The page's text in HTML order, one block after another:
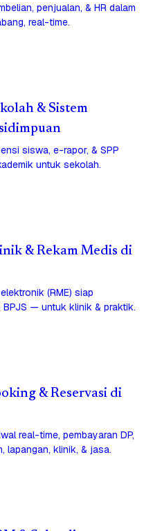
penjualan, & HR dalam
real-time.
& Sistem
siswa, e-rapor, & SPP
untuk sekolah.
& Rekam Medis di
(RME) siap
BPJS — untuk klinik & praktik.
& Reservasi di
real-time, pembayaran DP,
lapangan, klinik, & jasa.